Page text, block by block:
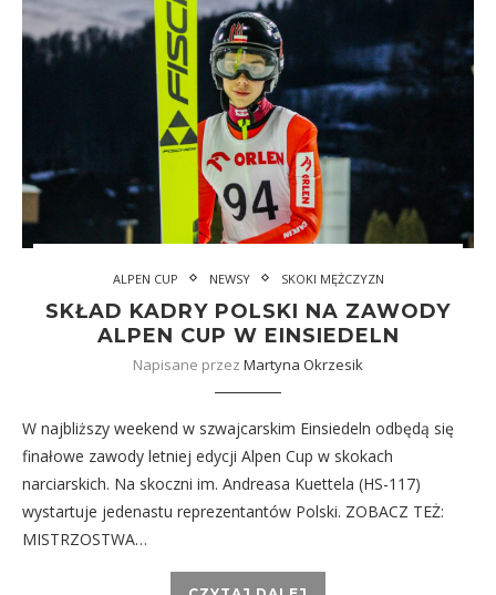
ALPEN CUP NEWSY SKOKI MĘŻCZYZN
SKŁAD KADRY POLSKI NA ZAWODY
ALPEN CUP W EINSIEDELN
Napisane przez Martyna Okrzesik
W najbliższy weekend w szwajcarskim Einsiedeln odbędą się
finałowe zawody letniej edycji Alpen Cup w skokach
narciarskich. Na skoczni im. Andreasa Kuettela (HS-117)
wystartuje jedenastu reprezentantów Polski. ZOBACZ TEŻ:
MISTRZOSTWA…